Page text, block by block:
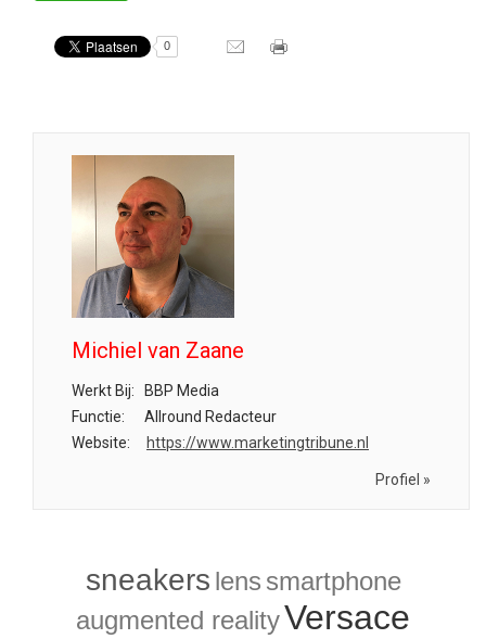
0
Michiel van Zaane
Werkt Bij:
BBP Media
Functie:
Allround Redacteur
Website:
https://www.marketingtribune.nl
Profiel »
sneakers lens smartphone
augmented realityVersace